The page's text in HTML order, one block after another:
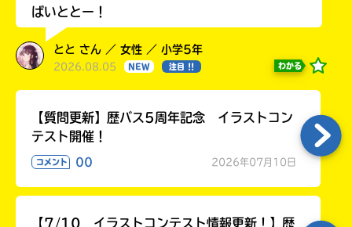
ばいととー！
とと さん ／ 女性 ／ 小学5年
2026.08.05 NEW 注目 !! わかる
【質問更新】歴バス5周年記念 イラストコン
テスト開催！
コメント 00 2026年07月10日
【7/10 イラストコンテスト情報更新！】歴